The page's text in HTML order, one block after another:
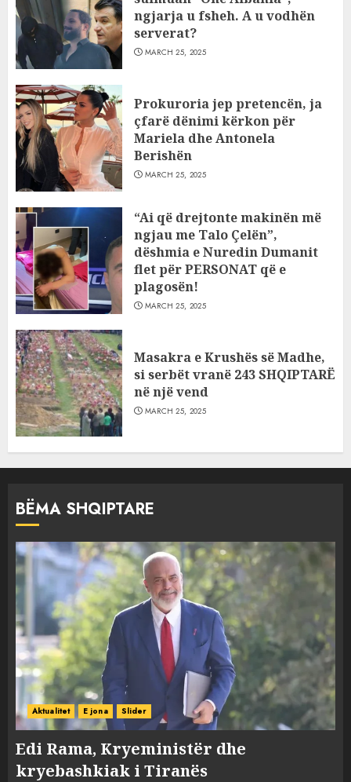
ngjarja u fsheh. A u vodhën
serverat?
MARCH 25, 2025
Prokuroria jep pretencën, ja
çfarë dënimi kërkon për
Mariela dhe Antonela
Berishën
MARCH 25, 2025
“Ai që drejtonte makinën më
ngjau me Talo Çelën”,
dëshmia e Nuredin Dumanit
flet për PERSONAT që e
plagosën!
MARCH 25, 2025
Masakra e Krushës së Madhe,
si serbët vranë 243 SHQIPTARË
në një vend
MARCH 25, 2025
BËMA SHQIPTARE
Aktualitet E jona Slider
Edi Rama, Kryeministër dhe
kryebashkiak i Tiranës